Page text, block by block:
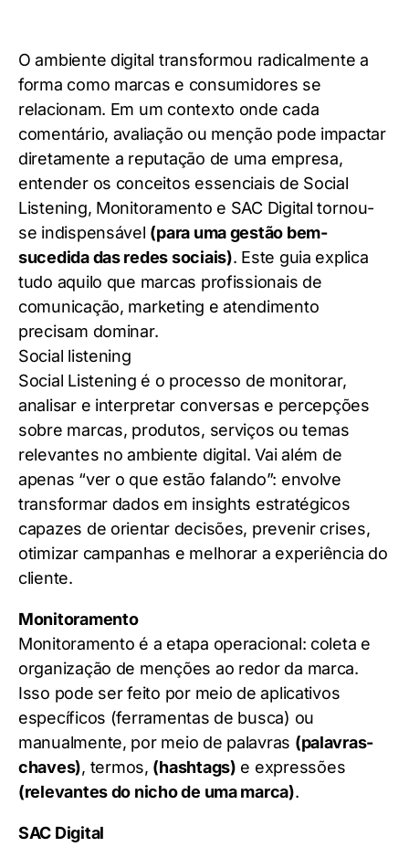
O ambiente digital transformou radicalmente a
forma como marcas e consumidores se
relacionam. Em um contexto onde cada
comentário, avaliação ou menção pode impactar
diretamente a reputação de uma empresa,
entender os conceitos essenciais de Social
Listening, Monitoramento e SAC Digital tornou-
se indispensável (para uma gestão bem-
sucedida das redes sociais). Este guia explica
tudo aquilo que marcas profissionais de
comunicação, marketing e atendimento
precisam dominar.
Social listening
Social Listening é o processo de monitorar,
analisar e interpretar conversas e percepções
sobre marcas, produtos, serviços ou temas
relevantes no ambiente digital. Vai além de
apenas “ver o que estão falando”: envolve
transformar dados em insights estratégicos
capazes de orientar decisões, prevenir crises,
otimizar campanhas e melhorar a experiência do
cliente.
Monitoramento
Monitoramento é a etapa operacional: coleta e
organização de menções ao redor da marca.
Isso pode ser feito por meio de aplicativos
específicos (ferramentas de busca) ou
manualmente, por meio de palavras (palavras-
chaves), termos, (hashtags) e expressões
(relevantes do nicho de uma marca).
SAC Digital